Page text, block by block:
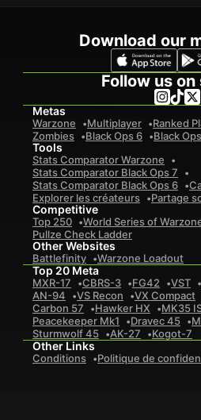
Download our
Follow us
Metas
Warzone Multiplayer Ranked
Zombies
Black Ops 6 Black
Tools
Stats Comparator Warzone
Stats Comparator Black Ops 7
Stats Comparator Black Ops 6
Explorer les créateurs
Partage
Competitive
Top 250 World Series of
Pullze Check Ladder
Other Websites
Battlefinity Warzone Loadout
Top 20 Meta
MXR-17 CBRS-3 FG42 VST
AN-94
VS Recon VX Compact
Carbon 57
Hawker HX MK35
Peacekeeper Mk1
Dravec 45
Sturmwolf 45
AK-27 Kogot-7
Other Links
Conditions Politique de